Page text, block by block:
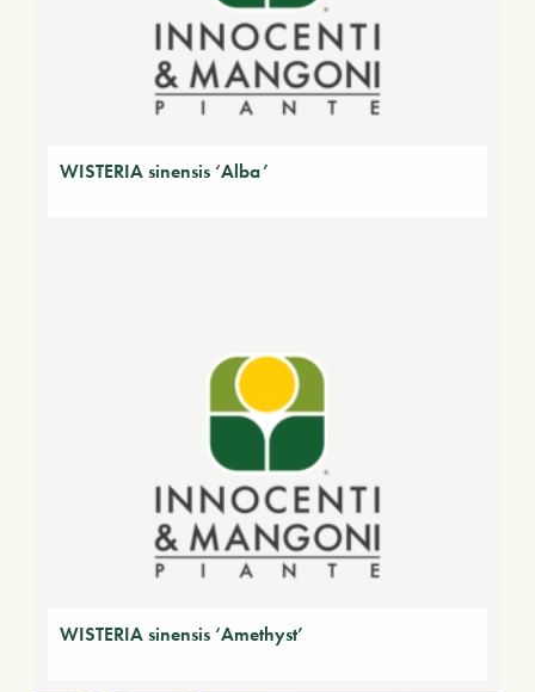
WISTERIA sinensis ‘Alba’
WISTERIA sinensis ‘Amethyst’